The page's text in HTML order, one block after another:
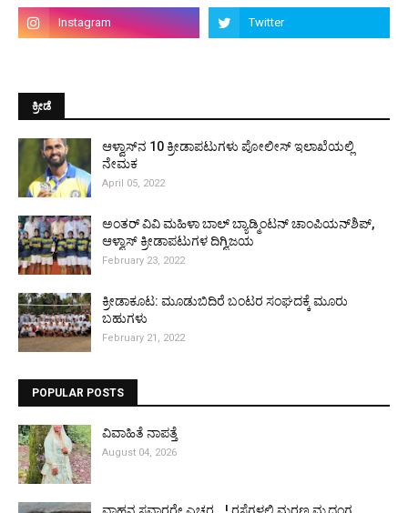
ಕ್ರೀಡೆ
ಆಳ್ವಾಸ್‌ನ 10 ಕ್ರೀಡಾಪಟುಗಳು ಪೋಲೀಸ್ ಇಲಾಖೆಯಲ್ಲಿ
ನೇಮಕ
April 05, 2022
ಅಂತರ್ ವಿವಿ ಮಹಿಳಾ ಬಾಲ್ ಬ್ಯಾಡ್ಮಿಂಟನ್ ಚಾಂಪಿಯನ್‌ಶಿಪ್,
ಆಳ್ವಾಸ್ ಕ್ರೀಡಾಪಟುಗಳ ದಿಗ್ವಿಜಯ
February 23, 2022
ಕ್ರೀಡಾಕೂಟ: ಮೂಡುಬಿದಿರೆ ಬಂಟರ ಸಂಘದಕ್ಕೆ ಮೂರು
ಬಹುಗಳು
February 21, 2022
POPULAR POSTS
ವಿವಾಹಿತೆ ನಾಪತ್ತೆ
August 04, 2026